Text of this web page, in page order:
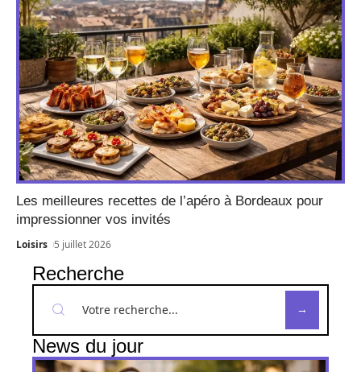
Les meilleures recettes de l’apéro à Bordeaux pour
impressionner vos invités
Loisirs 5 juillet 2026
Recherche
News du jour